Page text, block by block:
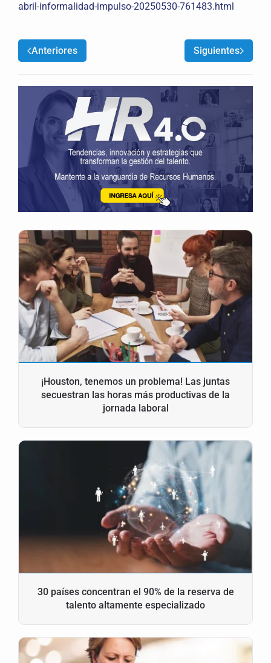
abril-informalidad-impulso-20250530-761483.html
Anteriores Siguientes
¡Houston, tenemos un problema! Las juntas
secuestran las horas más productivas de la
jornada laboral
30 países concentran el 90% de la reserva de
talento altamente especializado